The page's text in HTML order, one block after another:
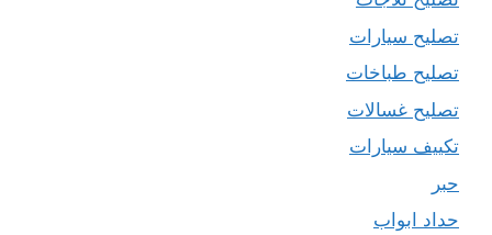
تصليح سيارات
تصليح طباخات
تصليح غسالات
تكييف سيارات
حبر
حداد ابواب